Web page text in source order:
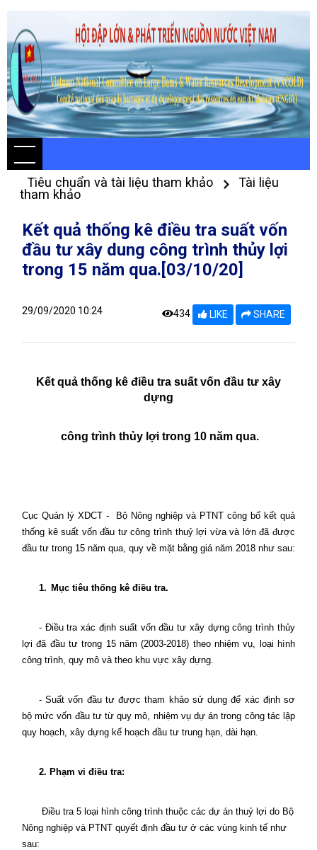
Tiêu chuẩn và tài liệu tham khảo
Tài liệu
tham khảo
Kết quả thống kê điều tra suất vốn
đầu tư xây dung công trình thủy lợi
trong 15 năm qua.[03/10/20]
29/09/2020 10:24 434 LIKE SHARE
Kết quả thống kê điều tra suất vốn đầu tư xây
dựng
công trình thủy lợi trong 10 năm qua.
Cục Quản lý XDCT - Bộ Nông nghiệp và PTNT công bố kết quả
thống kê suất vốn đầu tư công trình thuỷ lợi vừa và lớn đã được
đầu tư trong 15 năm qua, quy về mặt bằng giá năm 2018 như sau:
1. Mục tiêu thống kê điều tra.
- Điều tra xác định suất vốn đầu tư xây dựng công trình thủy
lợi đã đầu tư trong 15 năm (2003-2018) theo nhiệm vụ, loại hình
công trình, quy mô và theo khu vực xây dựng.
- Suất vốn đầu tư được tham khảo sử dụng để xác định sơ
bộ mức vốn đầu tư từ quy mô, nhiệm vụ dự án trong công tác lập
quy hoạch, xây dựng kế hoạch đầu tư trung hạn, dài hạn.
2. Phạm vi điều tra:
Điều tra 5 loại hình công trình thuộc các dự án thuỷ lợi do Bộ
Nông nghiệp và PTNT quyết định đầu tư ở các vùng kinh tế như
sau: